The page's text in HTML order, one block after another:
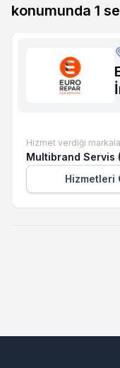
konumunda 1
Hizmet verdiği
Multibrand Servis
Hizmetleri